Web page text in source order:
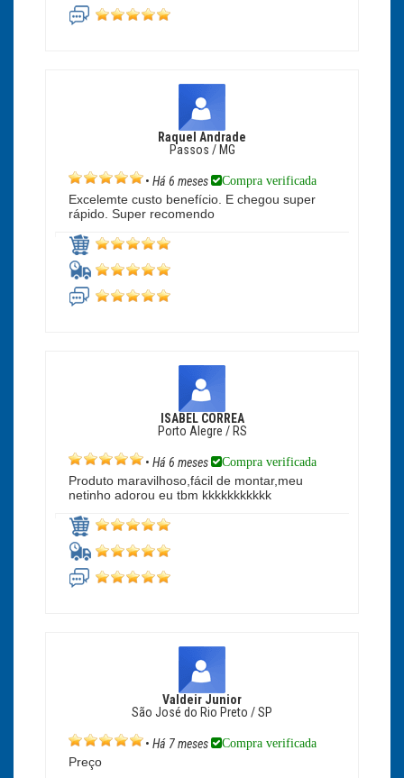
Raquel Andrade
Passos / MG
• Há 6 meses Compra verificada
Excelemte custo benefício. E chegou super
rápido. Super recomendo
ISABEL CORREA
Porto Alegre / RS
• Há 6 meses Compra verificada
Produto maravilhoso,fácil de montar,meu
netinho adorou eu tbm kkkkkkkkkkk
Valdeir Junior
São José do Rio Preto / SP
• Há 7 meses Compra verificada
Preço